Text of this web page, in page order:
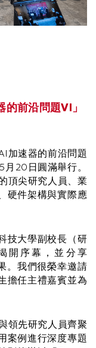
的前沿問題VI」
加速器的前沿問題
20日圓滿舉行。
頂尖研究人員、業
硬件架構與實際應
技大學副校長（研
開序幕，並分享
。我們很榮幸邀請
擔任主禮嘉賓並為
領先研究人員齊聚
案例進行深度專題